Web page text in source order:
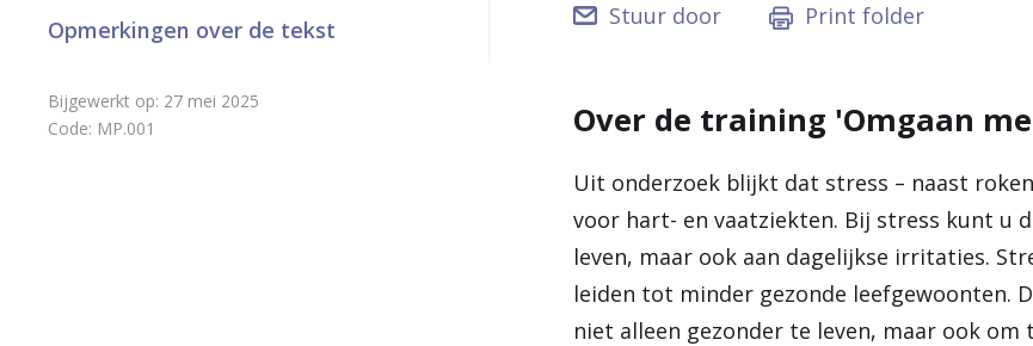
h
o
Opmerkingen over de tekst
Bijgewerkt op: 27 mei 2025
Code: MP.001
Stuur door Print folder
Over de training 'Omgaan
Uit onderzoek blijkt dat stress – naast
voor hart- en vaatziekten. Bij stress kunt u
leven, maar ook aan dagelijkse irritaties.
leiden tot minder gezonde leefgewoonten.
niet alleen gezonder te leven, maar ook